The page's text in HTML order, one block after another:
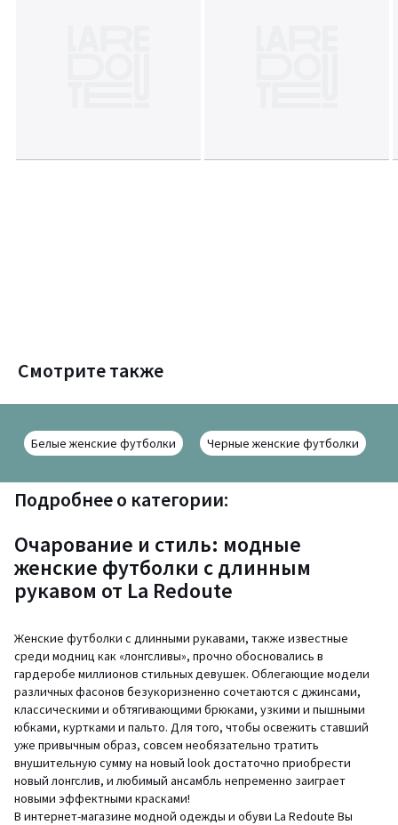
Смотрите также
Белые женские футболки Черные женские футболки
Подробнее о категории:
Очарование и стиль: модные
женские футболки с длинным
рукавом от La Redoute
Женские футболки с длинными рукавами, также известные
среди модниц как «лонгсливы», прочно обосновались в
гардеробе миллионов стильных девушек. Облегающие модели
различных фасонов безукоризненно сочетаются с джинсами,
классическими и обтягивающими брюками, узкими и пышными
юбками, куртками и пальто. Для того, чтобы освежить ставший
уже привычным образ, совсем необязательно тратить
внушительную сумму на новый look достаточно приобрести
новый лонгслив, и любимый ансамбль непременно заиграет
новыми эффектными красками!
В интернет-магазине модной одежды и обуви La Redoute Вы